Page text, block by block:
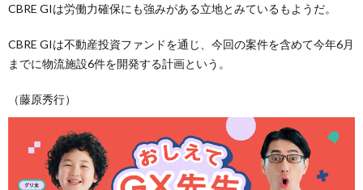
CBRE GIは労働力確保にも強みがある立地とみているもようだ。
CBRE GIは不動産投資ファンドを通じ、今回の案件を含めて今年6月
までに物流施設6件を開発する計画という。
（藤原秀行）